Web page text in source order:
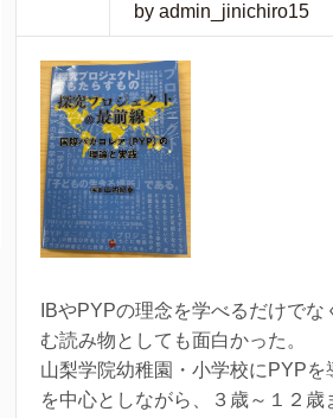
by admin_jinichiro15
IBやPYPの理念を学べるだけでな
む読み物としても面白かった。
山梨学院幼稚園・小学校にPYPを
を中心としながら、３歳～１２歳